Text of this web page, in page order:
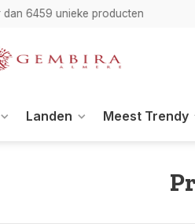
unieke producten
Landen Meest Trendy